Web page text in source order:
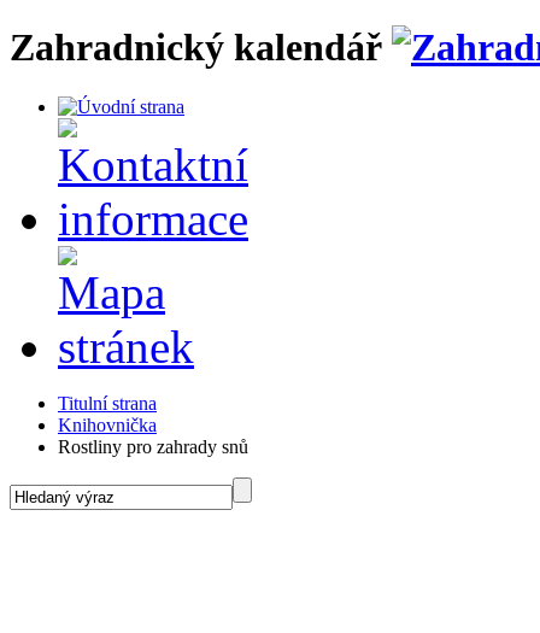
Zahradnický kalendář
Titulní strana
Knihovnička
Rostliny pro zahrady snů